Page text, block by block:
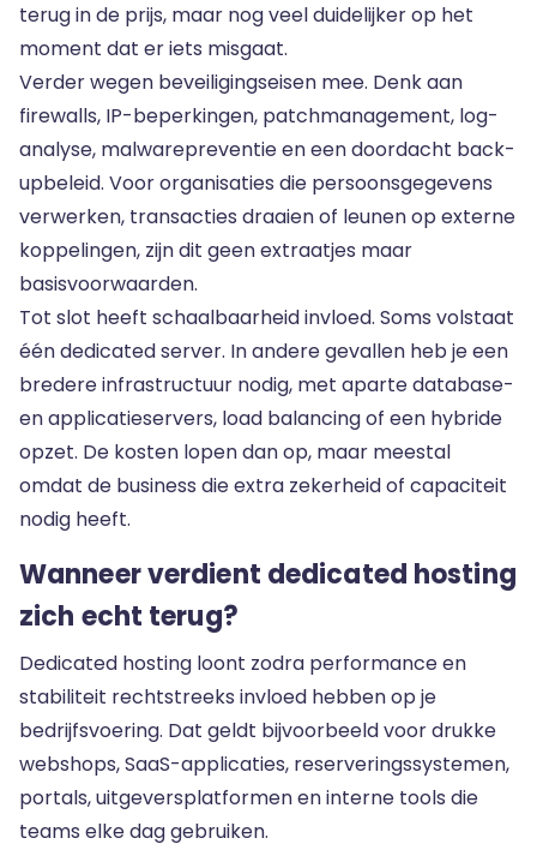
terug in de prijs, maar nog veel duidelijker op het
moment dat er iets misgaat.
Verder wegen beveiligingseisen mee. Denk aan
firewalls, IP-beperkingen, patchmanagement, log-
analyse, malwarepreventie en een doordacht back-
upbeleid. Voor organisaties die persoonsgegevens
verwerken, transacties draaien of leunen op externe
koppelingen, zijn dit geen extraatjes maar
basisvoorwaarden.
Tot slot heeft schaalbaarheid invloed. Soms volstaat
één dedicated server. In andere gevallen heb je een
bredere infrastructuur nodig, met aparte database-
en applicatieservers, load balancing of een hybride
opzet. De kosten lopen dan op, maar meestal
omdat de business die extra zekerheid of capaciteit
nodig heeft.
Wanneer verdient dedicated hosting
zich echt terug?
Dedicated hosting loont zodra performance en
stabiliteit rechtstreeks invloed hebben op je
bedrijfsvoering. Dat geldt bijvoorbeeld voor drukke
webshops, SaaS-applicaties, reserveringssystemen,
portals, uitgeversplatformen en interne tools die
teams elke dag gebruiken.